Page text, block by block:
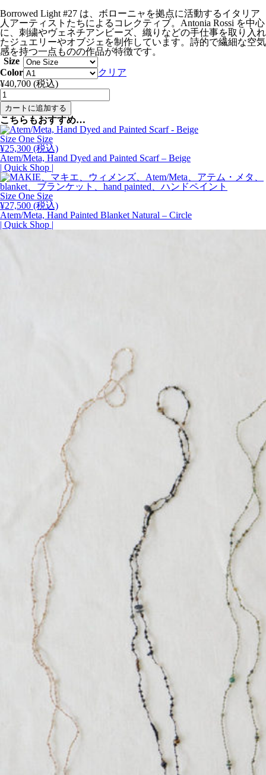
Borrowed Light #27 は、ボローニャを拠点に活動するイタリア
人アーティストたちによるコレクティブ。Antonia Rossi を中心
に、刺繍やヴェネチアンビーズ、織りなどの手仕事を取り入れ
たジュエリーやオブジェを制作しています。詩的で繊細な空気
感を持つ一点ものの作品が特徴です。
Size
Color
クリア
¥40,700 (税込)
Borrowed
Light
#27,
Handwoven
Necklace
with
Venetian
Micro
Beads
-
Group
A
個
カートに追加する
こちらもおすすめ…
Size One Size
¥25,300 (税込)
Atem/Meta, Hand Dyed and Painted Scarf – Beige
| Quick Shop |
Size One Size
¥27,500 (税込)
Atem/Meta, Hand Painted Blanket Natural – Circle
| Quick Shop |